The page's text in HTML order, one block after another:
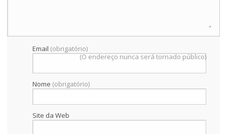
Email (obrigatório)
(O endereço nunca será tornado público)
Nome (obrigatório)
Site da Web